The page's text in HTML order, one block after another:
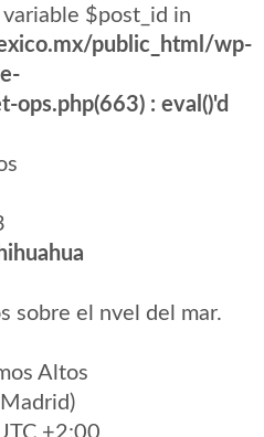
$post_id in
public_html/wp-
ops.php(663) : eval()'d
sobre el nvel del mar.
Altos
+2:00